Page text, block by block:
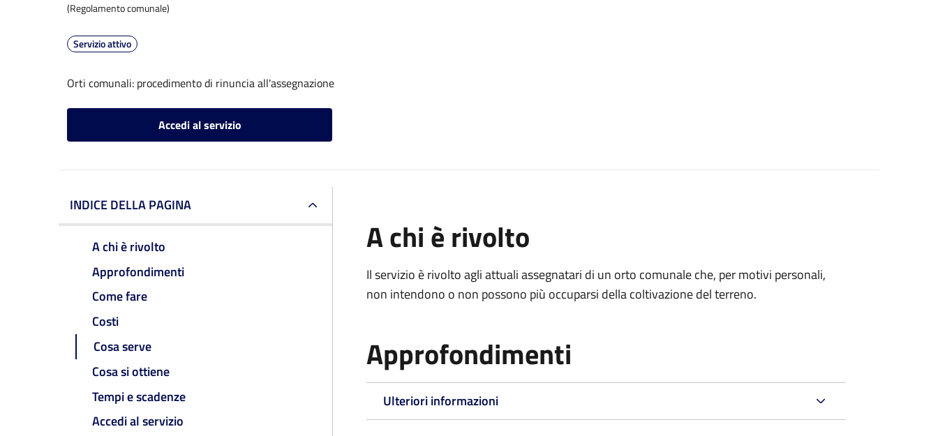
(Regolamento comunale)
Servizio attivo
Orti comunali: procedimento di rinuncia all'assegnazione
Accedi al servizio
INDICE DELLA PAGINA
A chi è rivolto
Approfondimenti
Come fare
Costi
Cosa serve
Cosa si ottiene
Tempi e scadenze
Accedi al servizio
A chi è rivolto
Il servizio è rivolto agli attuali assegnatari di un orto comunale che, per motivi personali,
non intendono o non possono più occuparsi della coltivazione del terreno.
Approfondimenti
Ulteriori informazioni